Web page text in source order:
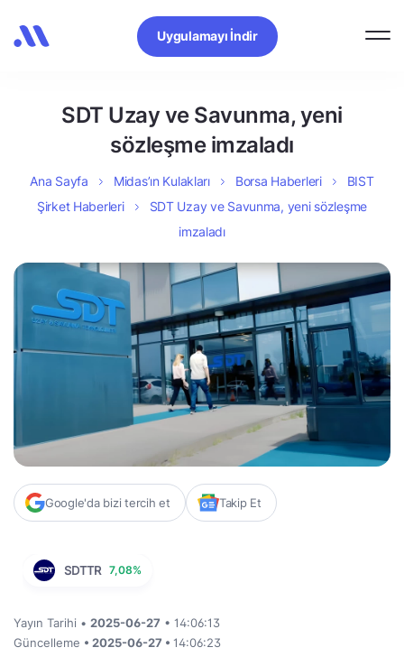
Uygulamayı İndir
SDT Uzay ve Savunma, yeni
sözleşme imzaladı
Ana Sayfa Midas’ın Kulakları Borsa Haberleri
BIST
Şirket Haberleri
SDT Uzay ve Savunma, yeni sözleşme
imzaladı
Google'da bizi tercih et Takip Et
SDTTR 7,08%
Yayın Tarihi • 2025-06-27 • 14:06:13
Güncelleme • 2025-06-27 • 14:06:23